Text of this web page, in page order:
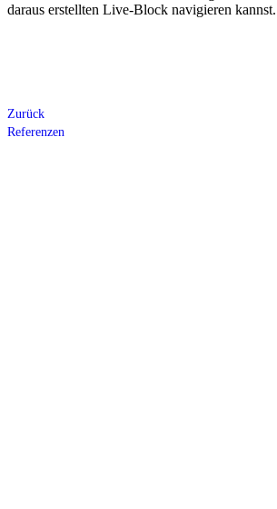
daraus erstellten Live-Block navigieren kannst.
Zurück
Referenzen